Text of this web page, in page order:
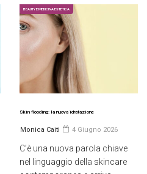
BEAUTY E MEDICINA ESTETICA
Skin flooding: la nuova idratazione
Monica Caiti 4 Giugno 2026
C’è una nuova parola chiave
nel linguaggio della skincare